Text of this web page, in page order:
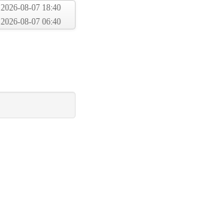
2026-08-07 18:40
2026-08-07 06:40